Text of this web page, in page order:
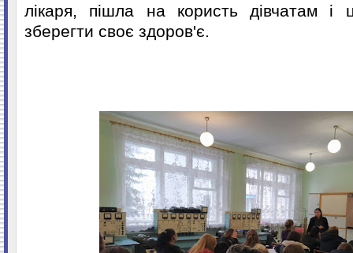
лікаря, пішла на користь дівчатам і
зберегти своє здоров'є.